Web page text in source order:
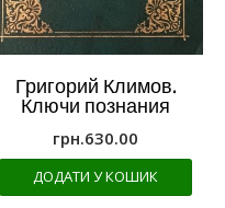
Григорий Климов.
Ключи познания
грн.630.00
ДОДАТИ У КОШИК